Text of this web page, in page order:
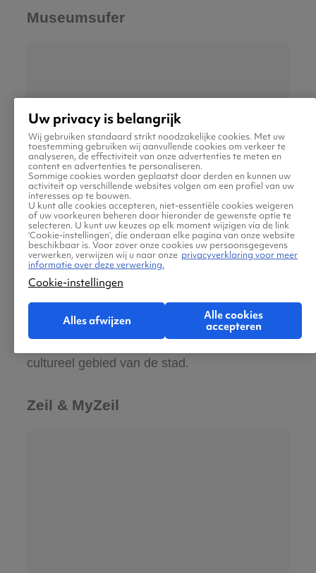
Museumsufer
Langs de rivier de Main ligt een
aaneengesloten reeks musea. Je vindt hier
onder andere het Städel Museum, het
Museum für Moderne Kunst en het Deutsches
Filmmuseum. De musea liggen op loopafstand
van elkaar en vormen samen een belangrijk
cultureel gebied van de stad.
Zeil & MyZeil
Uw privacy is belangrijk
Wij gebruiken standaard strikt noodzakelijke cookies. Met uw
toestemming gebruiken wij aanvullende cookies om verkeer te
analyseren, de effectiviteit van onze advertenties te meten en
content en advertenties te personaliseren.
Sommige cookies worden geplaatst door derden en kunnen uw
activiteit op verschillende websites volgen om een profiel van uw
interesses op te bouwen.
U kunt alle cookies accepteren, niet-essentiële cookies weigeren
of uw voorkeuren beheren door hieronder de gewenste optie te
selecteren. U kunt uw keuzes op elk moment wijzigen via de link
‘Cookie-instellingen’, die onderaan elke pagina van onze website
beschikbaar is. Voor zover onze cookies uw persoonsgegevens
verwerken, verwijzen wij u naar onze privacyverklaring voor meer
informatie over deze verwerking.
Cookie-instellingen
Alles afwijzen
Alle cookies
accepteren